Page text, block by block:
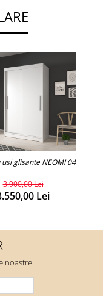
glisante NEOMI 04
3.900,00 Lei
Lei
noastre